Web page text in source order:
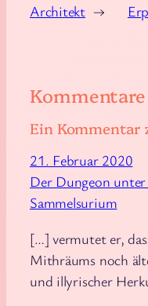
Architekt →
Kommentare
Ein Kommentar
21. Februar 2020
Der Dungeon
Sammelsurium
[…] vermutet er,
Mithräums noch
und illyrischer